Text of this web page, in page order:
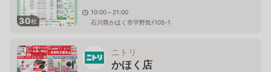
30枚
10:00～21:00
石川県かほく市宇野気ｲ105-1
ニトリ
かほく店